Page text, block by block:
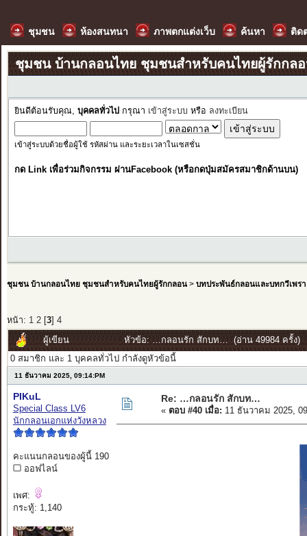
ชุมชน ห้องสนทนา ภาพตกแต่งเว็บ ค้นหา ติด
ชุมชน บ้านกลอนไทย ชุมชนสำหรับคนไทยผู้รักกล
ยินดีต้อนรับคุณ, บุคคลทั่วไป กรุณา เข้าสู่ระบบ หรือ ลงทะเบียน
เข้าสู่ระบบด้วยชื่อผู้ใช้ รหัสผ่าน และระยะเวลาในเซสชั่น
กด Link เพื่อร่วมกิจกรรม ผ่านFacebook (หรือกดปุ่มสมัครสมาชิกด้านบน)
ชุมชน บ้านกลอนไทย ชุมชนสำหรับคนไทยผู้รักกลอน> บทประพันธ์กลอนและบทกวีเพรา
หน้า: 1 2[ 3] 4
ผู้เขียน
หัวข้อ: …กลอนรัก สักบท… (อ่าน 49984 ครั้ง)
0 สมาชิก และ 1 บุคคลทั่วไป กำลังดูหัวข้อนี้
11 ธันวาคม 2025, 09:14:PM
PIKuL
Special Class LV6
นักกลอนเอกแห่งวังหลวง
คะแนนกลอนของผู้นี้ 190
ออฟไลน์
เพศ:
กระทู้: 1,140
Re: …กลอนรัก สักบท…
« ตอบ #40 เมื่อ: 11 ธันวาคม 2025,